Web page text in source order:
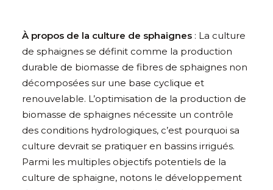
À propos de la culture de sphaignes : La culture
de sphaignes se définit comme la production
durable de biomasse de fibres de sphaignes non
décomposées sur une base cyclique et
renouvelable. L’optimisation de la production de
biomasse de sphaignes nécessite un contrôle
des conditions hydrologiques, c’est pourquoi sa
culture devrait se pratiquer en bassins irrigués.
Parmi les multiples objectifs potentiels de la
culture de sphaigne, notons le développement